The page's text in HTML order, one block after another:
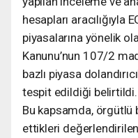
hesapları aracılığıyla
piyasalarına yönelik
Kanunu’nun 107/2
bazlı piyasa
tespit edildiği belirtildi.
Bu kapsamda, örgütlü
ettikleri